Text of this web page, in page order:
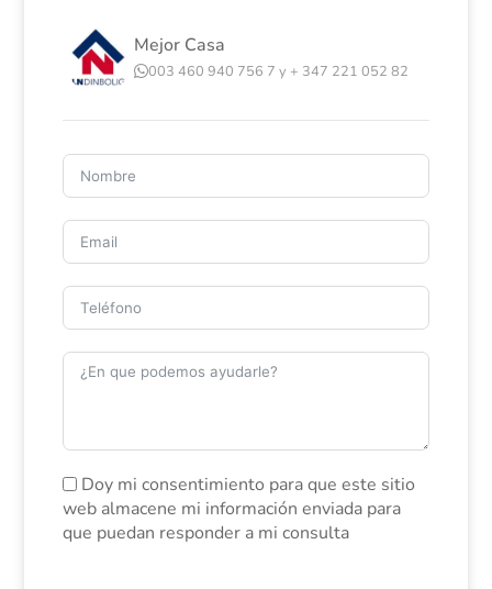
excepcional para aquellos compradores que buscan algo
cada vez más difícil de encontrar: una gran parcela en
construir una vivienda totalmente adaptada a su estilo
Más que una casa para reformar, esta propiedad ofrece
la posibilidad de crear un hogar único en uno de los
enclaves residenciales más valorados de Torrevieja. Su
parcela de 1.000 m², su situación en primera línea de la
Laguna Salada, su ubicación en esquina, permiten
desarrollar un proyecto personalizado, aprovechando al
máximo la privacidad, los espacios exteriores y las
vistas abiertas al paisaje natural.
La ubicación es uno de sus grandes atractivos. Situada
en Los Balcones, una de las urbanizaciones más
Torrevieja, supermercados, farmacias, restaurantes y
todos los servicios esenciales. Además, las playas de
Torrevieja se encuentran a pocos minutos en coche y
dispone de excelentes comunicaciones con el
Mejor Casa
003 460 940 756 7 y + 347 221 052 82
Doy mi consentimiento para que este sitio
web almacene mi información enviada para
que puedan responder a mi consulta